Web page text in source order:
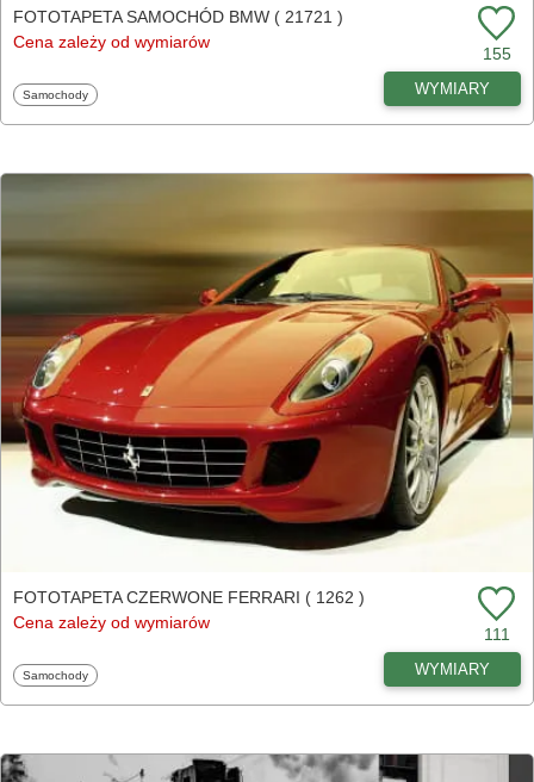
FOTOTAPETA SAMOCHÓD BMW ( 21721 )
Cena zależy od wymiarów
155
Fototapety
Samochody WYMIARY
FOTOTAPETA CZERWONE FERRARI ( 1262 )
Cena zależy od wymiarów
111
Fototapety
Samochody WYMIARY